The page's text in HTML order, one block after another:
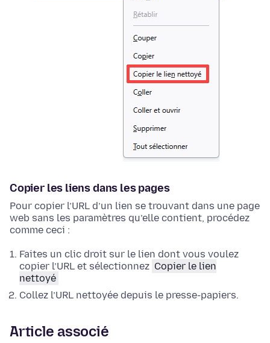
Copier les liens dans les pages
Pour copier l’URL d’un lien se trouvant dans une page
web sans les paramètres qu’elle contient, procédez
comme ceci :
Faites un clic droit sur le lien dont vous voulez
copier l’URL et sélectionnez Copier le lien
nettoyé
Collez l’URL nettoyée depuis le presse-papiers.
Article associé